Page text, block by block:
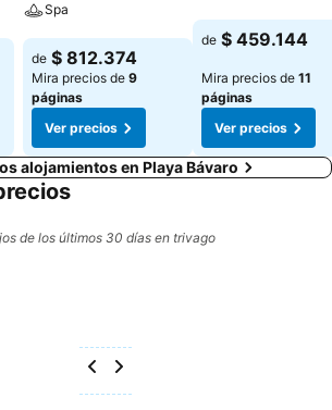
Spa
Ver precios
de $ 812.374
Mira precios de 9
páginas
Ver precios
Ver precios
de $ 459.144
Mira precios de 11
páginas
Ver precios
alojamientos en Playa Bávaro
de los últimos 30 días en trivago